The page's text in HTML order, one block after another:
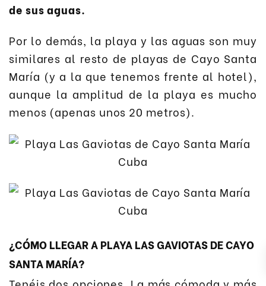
de sus aguas.
Por lo demás, la playa y las aguas son muy
similares al resto de playas de Cayo Santa
María (y a la que tenemos frente al hotel),
aunque la amplitud de la playa es mucho
menos (apenas unos 20 metros).
¿CÓMO LLEGAR A PLAYA LAS GAVIOTAS DE CAYO
SANTA MARÍA?